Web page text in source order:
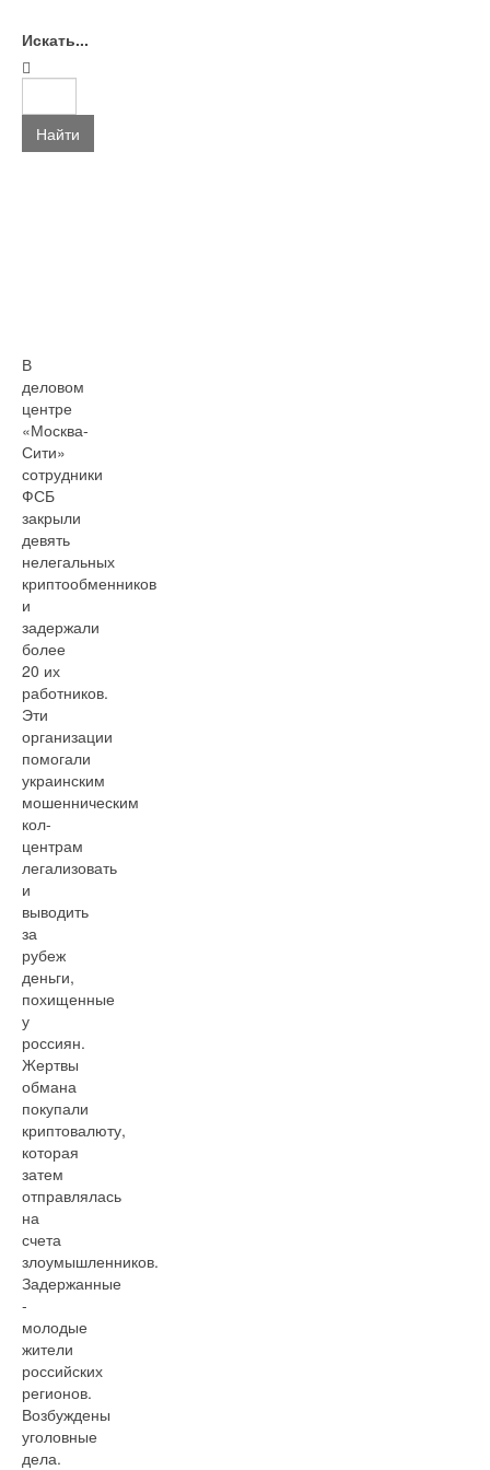
Искать...
Найти
В
деловом
центре
«Москва-
Сити»
сотрудники
ФСБ
закрыли
девять
нелегальных
криптообменников
и
задержали
более
20 их
работников.
Эти
организации
помогали
украинским
мошенническим
кол-
центрам
легализовать
и
выводить
за
рубеж
деньги,
похищенные
у
россиян.
Жертвы
обмана
покупали
криптовалюту,
которая
затем
отправлялась
на
счета
злоумышленников.
Задержанные
-
молодые
жители
российских
регионов.
Возбуждены
уголовные
дела.